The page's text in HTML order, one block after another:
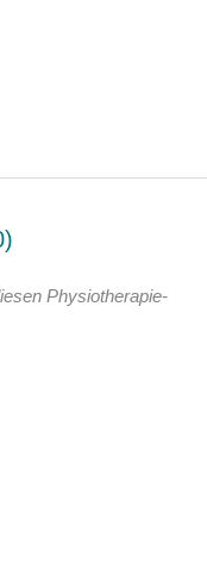
Physiotherapie-